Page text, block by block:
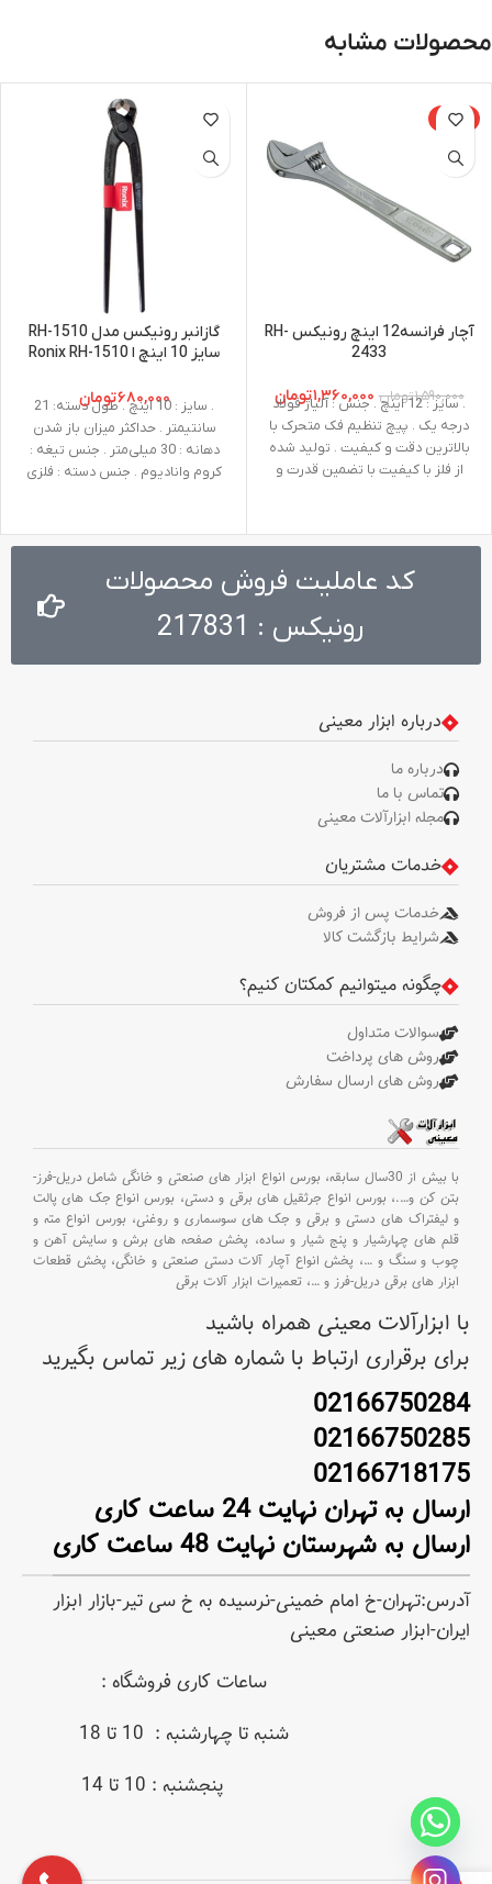
محصولات مشابه
-14%
آچار فرانسه12 اینچ رونیکس RH-
2433
۱,۵۹۰,۰۰۰تومان ۱,۳۶۰,۰۰۰تومان
. سایز : 12 اینچ . جنس : آلیاژ فولاد
درجه یک . پیچ تنظیم فک متحرک با
بالاترین دقت و کیفیت . تولید شده
از فلز با کیفیت با تضمین قدرت و
دسته‌ای با مقاومت بالا جهت استفاده
گازانبر رونیکس مدل RH-1510
سایز 10 اینچ ا Ronix RH-1510
۶۸۰,۰۰۰تومان
. سایز : 10 اینچ . طول دسته: 21
سانتیمتر . حداکثر میزان باز شدن
دهانه‌ : 30 میلی‌متر . جنس تیغه :
کروم وانادیوم . جنس دسته : فلزی
کد عاملیت فروش محصولات
رونیکس : 217831
درباره ابزار معینی
درباره ما
تماس با ما
مجله ابزارآلات معینی
خدمات مشتریان
خدمات پس از فروش
شرایط بازگشت کالا
چگونه میتوانیم کمکتان کنیم؟
سوالات متداول
روش های پرداخت
روش های ارسال سفارش
با بیش از 30سال سابقه،
بورس انواع ابزار های صنعتی و خانگی شامل دریل-فرز-
بتن کن و….، بورس انواع جرثقیل های برقی و دستی، بورس انواع جک های پالت
و لیفتراک های دستی و برقی و جک های سوسماری و روغنی، بورس انواع مته و
قلم های چهارشیار و پنج شیار و ساده، پخش صفحه های برش و سایش آهن و
چوب و سنگ و …، پخش انواع آچار آلات دستی صنعتی و خانگی، پخش قطعات
ابزار های برقی دریل-فرز و …، تعمیرات ابزار آلات برقی
با ابزارآلات معینی همراه باشید
برای برقراری ارتباط با شماره های زیر تماس بگیرید
02166750284
02166750285
02166718175
ارسال به تهران نهایت 24 ساعت کاری
ارسال به شهرستان نهایت 48 ساعت کاری
آدرس:تهران-خ امام خمینی-نرسیده به خ سی تیر-بازار ابزار
ایران-ابزار صنعتی معینی
ساعات کاری فروشگاه :
شنبه تا چهارشنبه : 10 تا 18
پنجشنبه : 10 تا 14